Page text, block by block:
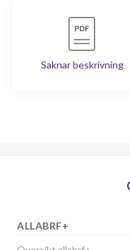
Saknar beskrivning
ALLABRF+